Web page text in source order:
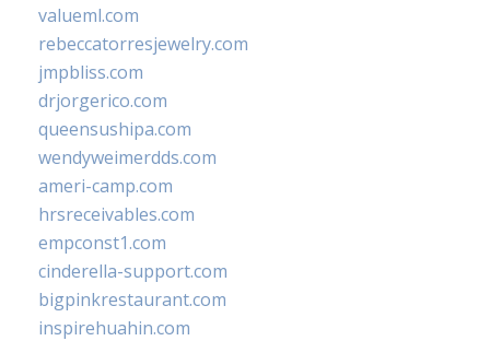
valueml.com
rebeccatorresjewelry.com
jmpbliss.com
drjorgerico.com
queensushipa.com
wendyweimerdds.com
ameri-camp.com
hrsreceivables.com
empconst1.com
cinderella-support.com
bigpinkrestaurant.com
inspirehuahin.com